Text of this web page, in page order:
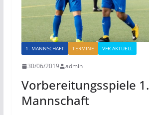
1. MANNSCHAFT TERMINE VFR AKTUELL
30/06/2019 admin
Vorbereitungsspiele 1.
Mannschaft